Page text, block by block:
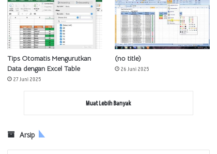
Tips Otomatis Mengurutkan
Data dengan Excel Table
27 Juni 2025
(no title)
26 Juni 2025
Muat Lebih Banyak
Arsip